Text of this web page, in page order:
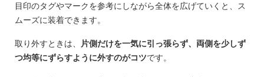
目印のタグやマークを参考にしながら全体を広げていくと、ス
ムーズに装着できます。
取り外すときは、 片側だけを一気に引っ張らず、両側を少しず
つ均等にずらすように外すのがコツです。